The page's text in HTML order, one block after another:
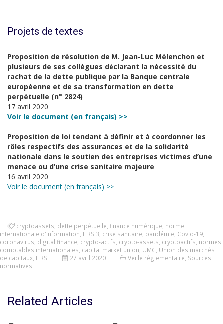
Projets de textes
Proposition de résolution de M. Jean-Luc Mélenchon et
plusieurs de ses collègues déclarant la nécessité du
rachat de la dette publique par la Banque centrale
européenne et de sa transformation en dette
perpétuelle (n° 2824)
17 avril 2020
Voir le document (en français) >>
Proposition de loi tendant à définir et à coordonner les
rôles respectifs des assurances et de la solidarité
nationale dans le soutien des entreprises victimes d’une
menace ou d’une crise sanitaire majeure
16 avril 2020
Voir le document (en français) >>
cryptoassets dette perpétuelle finance numérique norme
internationale d'information IFRS 3 crise sanitaire pandémie Covid-19
coronavirus digital finance crypto-actifs crypto-assets cryptoactifs normes
comptables internationales capital market union UMC Union des marchés
de capitaux IFRS 27 avril 2020 Veille réglementaire Sources
normatives
Related Articles